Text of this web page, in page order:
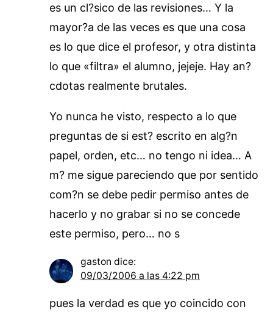
es un cl?sico de las revisiones… Y la
mayor?a de las veces es que una cosa
es lo que dice el profesor, y otra distinta
lo que «filtra» el alumno, jejeje. Hay an?
cdotas realmente brutales.
Yo nunca he visto, respecto a lo que
preguntas de si est? escrito en alg?n
papel, orden, etc… no tengo ni idea… A
m? me sigue pareciendo que por sentido
com?n se debe pedir permiso antes de
hacerlo y no grabar si no se concede
este permiso, pero… no s
gaston dice:
09/03/2006 a las 4:22 pm
pues la verdad es que yo coincido con